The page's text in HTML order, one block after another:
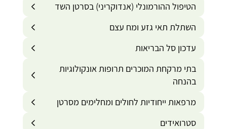
הטיפול ההורמונלי (אנדוקריני) בסרטן השד
השתלת תאי גזע ומח עצם
עדכון סל הבריאות
בתי מרקחת המוכרים תרופות אונקולוגיות
בהנחה
מרפאות ייחודיות לחולים ומחלימים מסרטן
סטרואידים